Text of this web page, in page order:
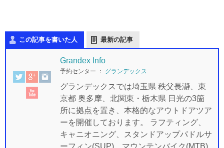
この記事を書いた人 最新の記事
Grandex Info
予約センター ： グランデックス
グランデックスでは埼玉県 秩父長瀞、東
京都 奥多摩、北関東・栃木県 日光の3箇
所に拠点を置き、本格的なアウトドアツア
ーを開催しております。 ラフティング、
キャニオニング、スタンドアップパドルサ
ーフィン(SUP)、マウンテンバイク(MTB)